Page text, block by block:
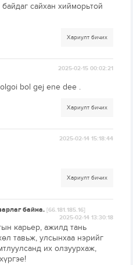
сайхан хийморьтой
Хариулт бичих
2025-02-15 00:02:21
bol gej ene dee .
Хариулт бичих
2025-02-14 15:18:44
Хариулт бичих
байна.[66.181.185.16]
2025-02-14 13:30:18
карьер, ажилд тань
тавьж, улсынхаа нэрийг
их олзуурхаж,